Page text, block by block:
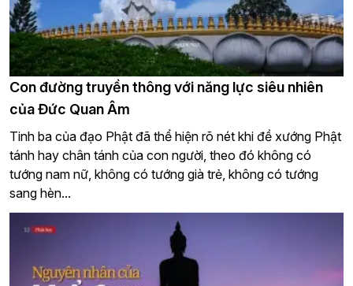
Con đường truyền thông với năng lực siêu nhiên
của Đức Quan Âm
Tinh ba của đạo Phật đã thể hiện rõ nét khi đề xướng Phật
tánh hay chân tánh của con người, theo đó không có
tướng nam nữ, không có tướng già trẻ, không có tướng
sang hèn...